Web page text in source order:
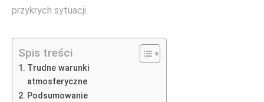
przykrych sytuacji.
Spis treści
Trudne warunki
atmosferyczne
Podsumowanie